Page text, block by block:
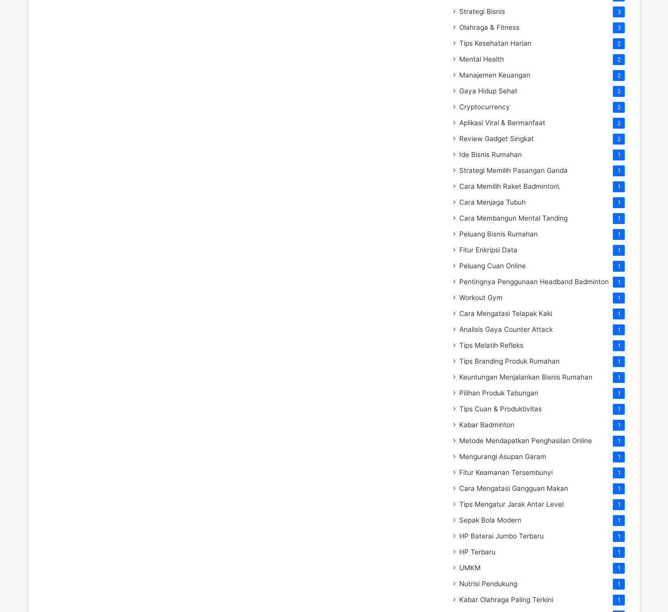
Strategi Bisnis 3
Olahraga & Fitness 3
Tips Kesehatan Harian 2
Mental Health 2
Manajemen Keuangan 2
Gaya Hidup Sehat 2
Cryptocurrency 2
Aplikasi Viral & Bermanfaat 2
Review Gadget Singkat 2
Ide Bisnis Rumahan 1
Strategi Memilih Pasangan Ganda 1
Cara Memilih Raket Badminton\ 1
Cara Menjaga Tubuh 1
Cara Membangun Mental Tanding 1
Peluang Bisnis Rumahan 1
Fitur Enkripsi Data 1
Peluang Cuan Online 1
Pentingnya Penggunaan Headband Badminton 1
Workout Gym 1
Cara Mengatasi Telapak Kaki 1
Analisis Gaya Counter Attack 1
Tips Melatih Refleks 1
Tips Branding Produk Rumahan 1
Keuntungan Menjalankan Bisnis Rumahan 1
Pilihan Produk Tabungan 1
Tips Cuan & Produktivitas 1
Kabar Badminton 1
Metode Mendapatkan Penghasilan Online 1
Mengurangi Asupan Garam 1
Fitur Keamanan Tersembunyi 1
Cara Mengatasi Gangguan Makan 1
Tips Mengatur Jarak Antar Level 1
Sepak Bola Modern 1
HP Baterai Jumbo Terbaru 1
HP Terbaru 1
UMKM 1
Nutrisi Pendukung 1
Kabar Olahraga Paling Terkini 1